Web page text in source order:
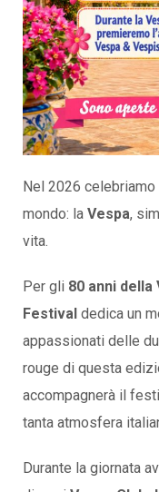
Nel 2026
mondo: la Vespa,
vita.
Per gli 80 anni della
Festival dedica un
appassionati delle
rouge di questa
accompagnerà il
tanta atmosfera
Durante la giornata